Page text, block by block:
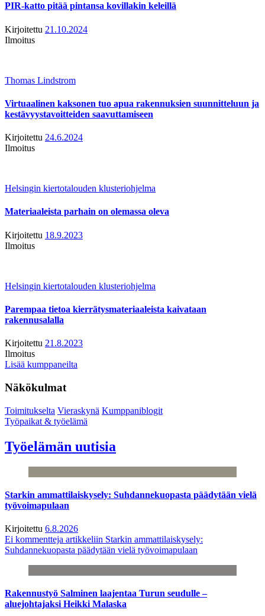
PIR-katto pitää pintansa kovillakin keleillä
Kirjoitettu 21.10.2024
Ilmoitus
Thomas Lindstrom
Virtuaalinen kaksonen tuo apua rakennuksien suunnitteluun ja
kestävyystavoitteiden saavuttamiseen
Kirjoitettu 24.6.2024
Ilmoitus
Helsingin kiertotalouden klusteriohjelma
Materiaaleista parhain on olemassa oleva
Kirjoitettu 18.9.2023
Ilmoitus
Helsingin kiertotalouden klusteriohjelma
Parempaa tietoa kierrätysmateriaaleista kaivataan
rakennusalalla
Kirjoitettu 21.8.2023
Ilmoitus
Lisää kumppaneilta
Näkökulmat
Toimitukselta Vieraskynä Kumppaniblogit
Työpaikat & työelämä
Työelämän uutisia
Starkin ammattilaiskysely: Suhdannekuopasta päädytään vielä
työvoimapulaan
Kirjoitettu 6.8.2026
Ei kommentteja artikkeliin Starkin ammattilaiskysely:
Suhdannekuopasta päädytään vielä työvoimapulaan
Rakennustyö Salminen laajentaa Turun seudulle –
aluejohtajaksi Heikki Malaska